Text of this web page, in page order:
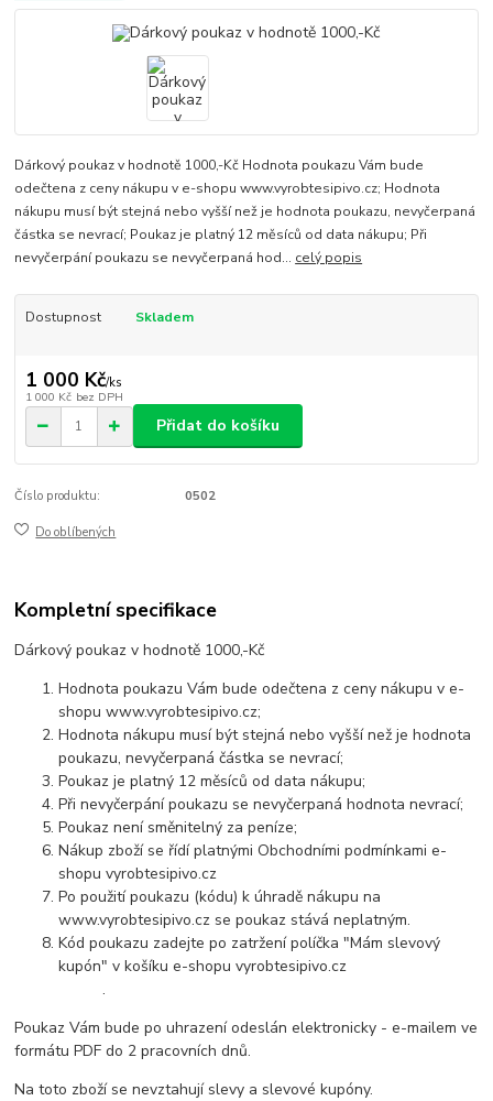
Dárkový poukaz v hodnotě 1000,-Kč Hodnota poukazu Vám bude
odečtena z ceny nákupu v e-shopu www.vyrobtesipivo.cz; Hodnota
nákupu musí být stejná nebo vyšší než je hodnota poukazu, nevyčerpaná
částka se nevrací; Poukaz je platný 12 měsíců od data nákupu; Při
nevyčerpání poukazu se nevyčerpaná hod... celý popis
Dostupnost Skladem
1 000 Kč/ks
1 000 Kč bez DPH
Přidat do košíku
Číslo produktu: 0502
Do oblíbených
Kompletní specifikace
Dárkový poukaz v hodnotě 1000,-Kč
Hodnota poukazu Vám bude odečtena z ceny nákupu v e-
shopu www.vyrobtesipivo.cz;
Hodnota nákupu musí být stejná nebo vyšší než je hodnota
poukazu, nevyčerpaná částka se nevrací;
Poukaz je platný 12 měsíců od data nákupu;
Při nevyčerpání poukazu se nevyčerpaná hodnota nevrací;
Poukaz není směnitelný za peníze;
Nákup zboží se řídí platnými Obchodními podmínkami e-
shopu vyrobtesipivo.cz
Po použití poukazu (kódu) k úhradě nákupu na
www.vyrobtesipivo.cz se poukaz stává neplatným.
Kód poukazu zadejte po zatržení políčka "Mám slevový
kupón" v košíku e-shopu vyrobtesipivo.cz
.
Poukaz Vám bude po uhrazení odeslán elektronicky - e-mailem ve
formátu PDF do 2 pracovních dnů.
Na toto zboží se nevztahují slevy a slevové kupóny.